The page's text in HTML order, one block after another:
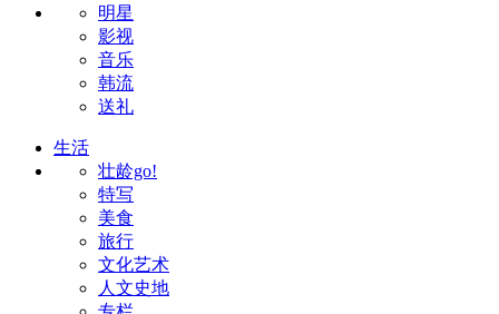
明星
影视
音乐
韩流
送礼
生活
壮龄go!
特写
美食
旅行
文化艺术
人文史地